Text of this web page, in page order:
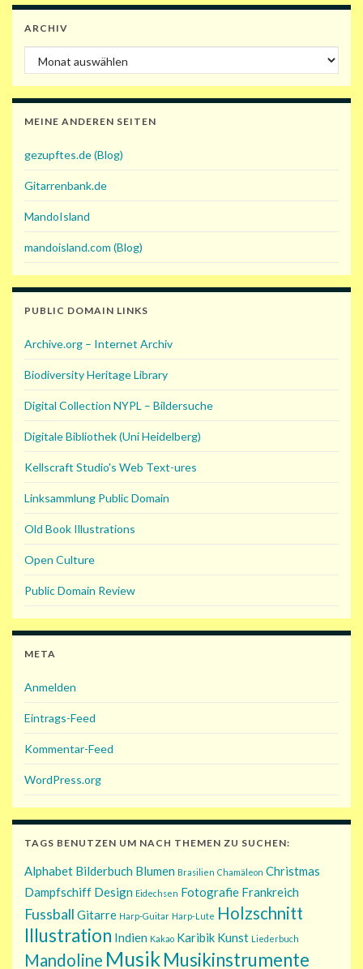
ARCHIV
Archiv
MEINE ANDEREN SEITEN
gezupftes.de (Blog)
Gitarrenbank.de
MandoIsland
mandoisland.com (Blog)
PUBLIC DOMAIN LINKS
Archive.org – Internet Archiv
Biodiversity Heritage Library
Digital Collection NYPL – Bildersuche
Digitale Bibliothek (Uni Heidelberg)
Kellscraft Studio's Web Text-ures
Linksammlung Public Domain
Old Book Illustrations
Open Culture
Public Domain Review
META
Anmelden
Eintrags-Feed
Kommentar-Feed
WordPress.org
TAGS BENUTZEN UM NACH THEMEN ZU SUCHEN:
Alphabet Bilderbuch Blumen Brasilien Chamäleon Christmas
Dampfschiff Design Eidechsen Fotografie Frankreich
Fussball Gitarre Harp-Guitar Harp-Lute Holzschnitt
Illustration Indien Kakao Karibik Kunst Liederbuch
Mandoline MusikMusikinstrumente